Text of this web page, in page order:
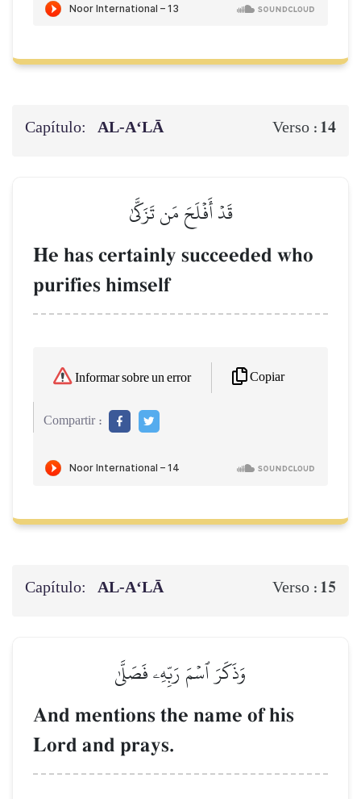
Capítulo: AL‑A‘LĀ Verso : 14
قَدۡ أَفۡلَحَ مَن تَزَكَّىٰ
He has certainly succeeded who
purifies himself
Informar sobre un error Copiar
Compartir :
Capítulo: AL‑A‘LĀ Verso : 15
وَذَكَرَ ٱسۡمَ رَبِّهِۦ فَصَلَّىٰ
And mentions the name of his
Lord and prays.